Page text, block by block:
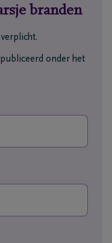
branden
onder het